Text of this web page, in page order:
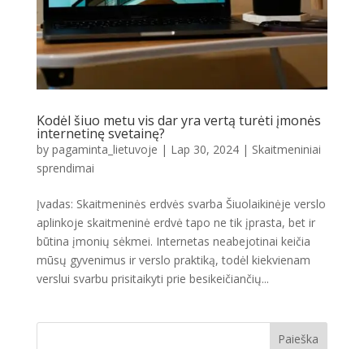
Kodėl šiuo metu vis dar yra vertą turėti įmonės
internetinę svetainę?
by pagaminta_lietuvoje | Lap 30, 2024| Skaitmeniniai
sprendimai
Įvadas: Skaitmeninės erdvės svarba Šiuolaikinėje verslo
aplinkoje skaitmeninė erdvė tapo ne tik įprasta, bet ir
būtina įmonių sėkmei. Internetas neabejotinai keičia
mūsų gyvenimus ir verslo praktiką, todėl kiekvienam
verslui svarbu prisitaikyti prie besikeičiančių...